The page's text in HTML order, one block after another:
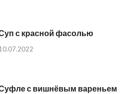
с красной фасолью
с вишнёвым вареньем